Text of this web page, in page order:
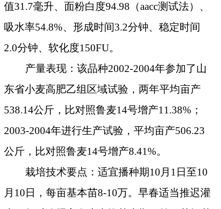
值31.7毫升、面粉白度94.98 （aacc测试法）、
吸水率54.8%、形成时间3.2分钟、稳定时间
2.0分钟、软化度150FU。
产量表现：该品种2002-2004年参加了山
东省小麦高肥乙组区域试验，两年平均亩产
538.14公斤 ，比对照鲁麦14号增产11.38% ；
2003-2004年进行生产试验，平均亩产506.23
公斤 ，比对照鲁麦14号增产8.41%。
栽培技术要点：适宜播种期10月 1 日 至10
月 10 日 ，每亩基本苗8-10万。早春适当推迟灌